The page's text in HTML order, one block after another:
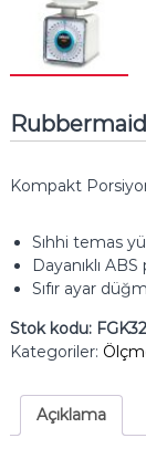
Kompakt
Sıhhi temas
Dayanıklı
Sıfır ayar
Stok kodu: FGK32
Kategoriler:
Açıklama